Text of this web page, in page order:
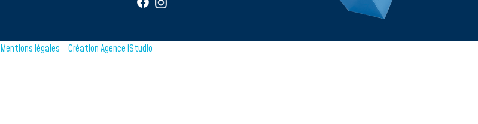
Mentions légales Création Agence iStudio